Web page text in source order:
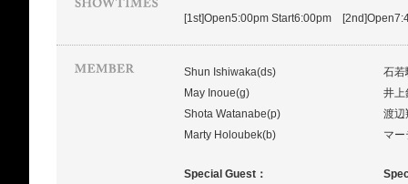
[1st]Open5:00pm Start6:00pm
Shun Ishiwaka(ds)
石若
May Inoue(g)
井上
Shota Watanabe(p)
渡辺
Marty Holoubek(b)
マ
Special Guest：